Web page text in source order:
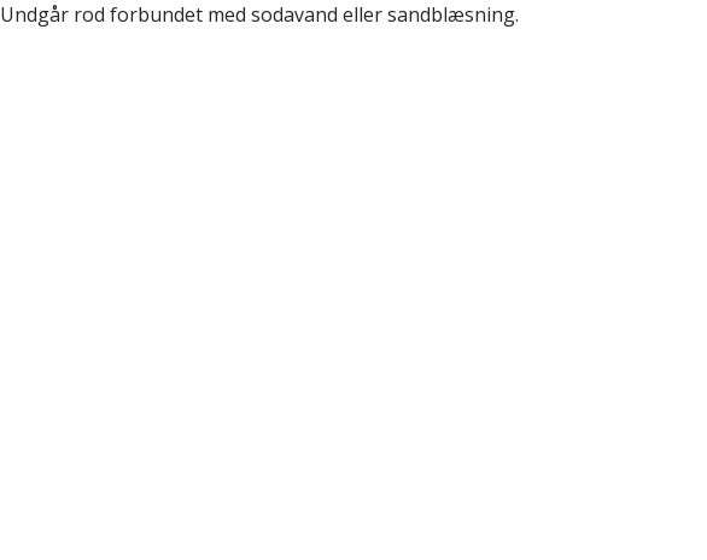
Undgår rod forbundet med sodavand eller sandblæsning.